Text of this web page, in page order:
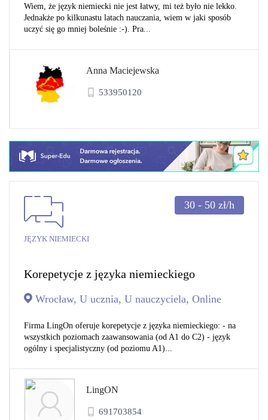
Wiem, że język niemiecki nie jest łatwy, mi też było nie lekko.
Jednakże po kilkunastu latach nauczania, wiem w jaki sposób
uczyć się go mniej boleśnie :-). Pra...
Anna Maciejewska
533950120
JĘZYK NIEMIECKI
30 - 50 zł/h
Korepetycje z języka niemieckiego
Wrocław, U ucznia, U nauczyciela, Online
Firma LingOn oferuje korepetycje z języka niemieckiego: - na
wszystkich poziomach zaawansowania (od A1 do C2) - język
ogólny i specjalistyczny (od poziomu A1)...
LingON
691703854